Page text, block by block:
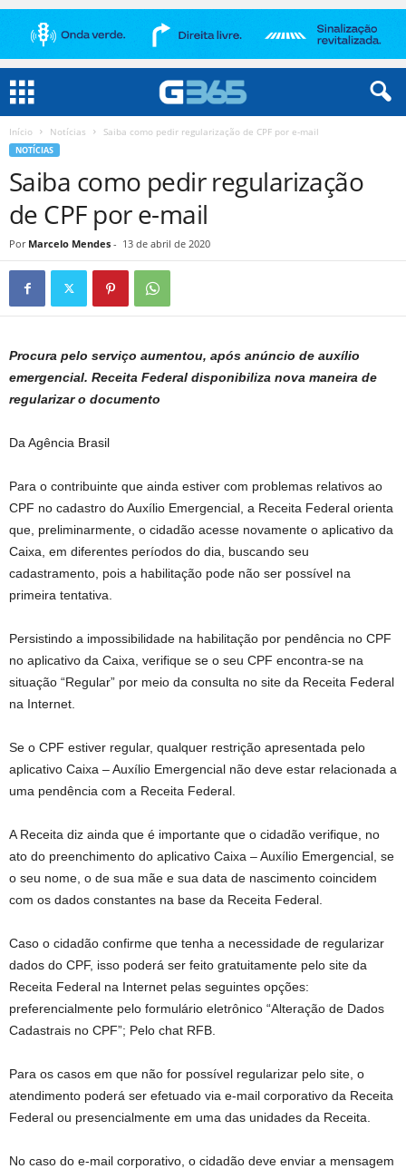
Início Notícias Saiba como pedir regularização de CPF por e-mail
NOTÍCIAS
Saiba como pedir regularização
de CPF por e-mail
Por Marcelo Mendes - 13 de abril de 2020
Procura pelo serviço aumentou, após anúncio de auxílio
emergencial. Receita Federal disponibiliza nova maneira de
regularizar o documento
Da Agência Brasil
Para o contribuinte que ainda estiver com problemas relativos ao
CPF no cadastro do Auxílio Emergencial, a Receita Federal orienta
que, preliminarmente, o cidadão acesse novamente o aplicativo da
Caixa, em diferentes períodos do dia, buscando seu
cadastramento, pois a habilitação pode não ser possível na
primeira tentativa.
Persistindo a impossibilidade na habilitação por pendência no CPF
no aplicativo da Caixa, verifique se o seu CPF encontra-se na
situação “Regular” por meio da consulta no site da Receita Federal
na Internet.
Se o CPF estiver regular, qualquer restrição apresentada pelo
aplicativo Caixa – Auxílio Emergencial não deve estar relacionada a
uma pendência com a Receita Federal.
A Receita diz ainda que é importante que o cidadão verifique, no
ato do preenchimento do aplicativo Caixa – Auxílio Emergencial, se
o seu nome, o de sua mãe e sua data de nascimento coincidem
com os dados constantes na base da Receita Federal.
Caso o cidadão confirme que tenha a necessidade de regularizar
dados do CPF, isso poderá ser feito gratuitamente pelo site da
Receita Federal na Internet pelas seguintes opções:
preferencialmente pelo formulário eletrônico “Alteração de Dados
Cadastrais no CPF”; Pelo chat RFB.
Para os casos em que não for possível regularizar pelo site, o
atendimento poderá ser efetuado via e-mail corporativo da Receita
Federal ou presencialmente em uma das unidades da Receita.
No caso do e-mail corporativo, o cidadão deve enviar a mensagem